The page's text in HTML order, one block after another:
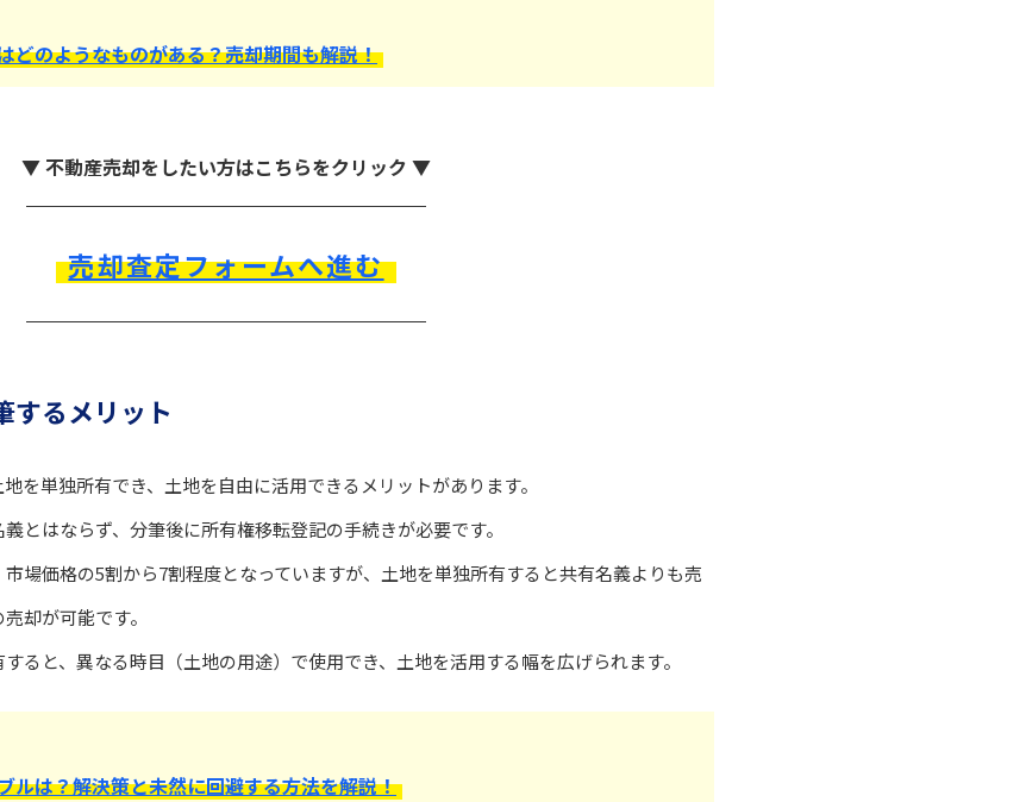
どのようなものがある？売却期間も解説！
▼ 不動産売却をしたい方はこちらをクリック ▼
売却査定フォームへ進む
するメリット
を単独所有でき、土地を自由に活用できるメリットがあります。
とはならず、分筆後に所有権移転登記の手続きが必要です。
場価格の5割から7割程度となっていますが、土地を単独所有すると共有名義よりも売
却が可能です。
ると、異なる時目（土地の用途）で使用でき、土地を活用する幅を広げられます。
ルは？解決策と未然に回避する方法を解説！